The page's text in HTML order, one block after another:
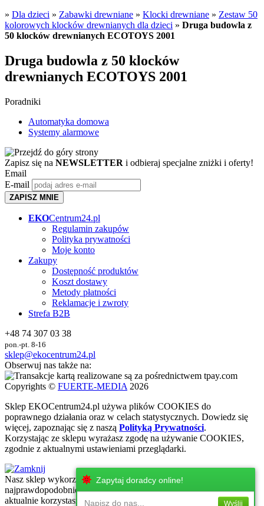
» Dla dzieci » Zabawki drewniane » Klocki drewniane » Zestaw 50
kolorowych klocków drewnianych dla dzieci » Druga budowla z
50 klocków drewnianych ECOTOYS 2001
Druga budowla z 50 klocków
drewnianych ECOTOYS 2001
Poradniki
Automatyka domowa
Systemy alarmowe
Zapisz się na NEWSLETTER i odbieraj specjalne zniżki i oferty!
Email
E-mail
ZAPISZ MNIE
EKOCentrum24.pl
Regulamin zakupów
Polityka prywatności
Moje konto
Zakupy
Dostępność produktów
Koszt dostawy
Metody płatności
Reklamacje i zwroty
Strefa B2B
+48 74 307 03 38
pon.-pt. 8-16
sklep@ekocentrum24.pl
Obserwuj nas także na:
Copyrights © FUERTE-MEDIA 2026
Sklep EKOCentrum24.pl używa plików COOKIES do
poprawnego działania oraz w celach statystycznych. Dowiedz się
więcej, zapoznając się z naszą Polityką Prywatności.
Korzystając ze sklepu wyrażasz zgodę na używanie COOKIES,
zgodnie z aktualnymi ustawieniami przeglądarki.
Nasz sklep wykorzystuje najnowsze technologie internetowe, które
najprawdopodobniej nie są wspierane przez urżadzenie, z którego
aktualnie korzystasz. Zachęcamy do korzystania z urzadzeń z
Zapytaj doradcy online!
Napisz do nas... Wyślij